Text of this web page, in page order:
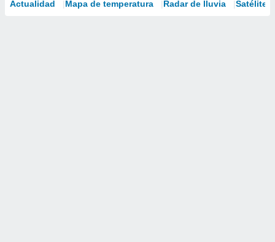
Actualidad Mapa de temperatura Radar de lluvia Satélites